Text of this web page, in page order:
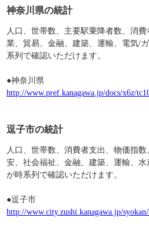
神奈川県の統計
人口、世帯数、主要駅乗降者数、消
業、貿易、金融、建築、運輸、電気/
系列で確認いただけます。
●神奈川県
http://www.pref.kanagawa.jp/docs/x6z/
逗子市の統計
人口、世帯数、消費者支出、物価指
安、社会福祉、金融、建築、運輸、
が時系列で確認いただけます。
●逗子市
http://www.city.zushi.kanagawa.jp/